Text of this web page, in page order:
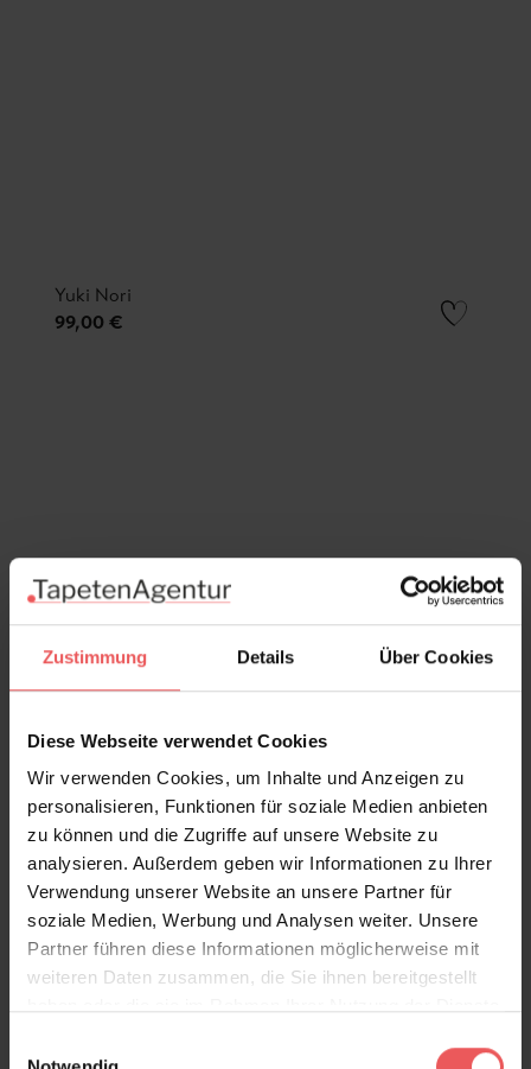
Zustimmung Details Über Cookies
Diese Webseite verwendet Cookies
Wir verwenden Cookies, um Inhalte und Anzeigen zu
personalisieren, Funktionen für soziale Medien anbieten
zu können und die Zugriffe auf unsere Website zu
analysieren. Außerdem geben wir Informationen zu Ihrer
Verwendung unserer Website an unsere Partner für
soziale Medien, Werbung und Analysen weiter. Unsere
Partner führen diese Informationen möglicherweise mit
weiteren Daten zusammen, die Sie ihnen bereitgestellt
Yuki Nori
99,00 €
Yuki, amber
99,00 €